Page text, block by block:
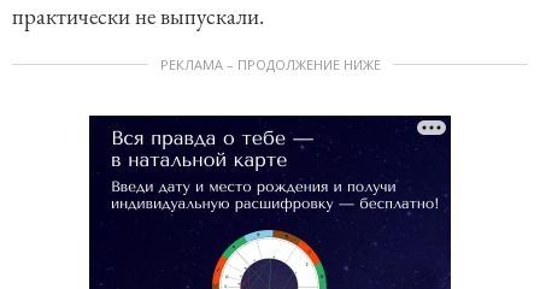
практически не выпускали.
РЕКЛАМА – ПРОДОЛЖЕНИЕ НИЖЕ